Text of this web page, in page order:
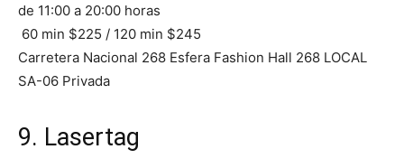
de 11:00 a 20:00 horas
60 min $225 / 120 min $245
Carretera Nacional 268 Esfera Fashion Hall 268 LOCAL
SA-06 Privada
9. Lasertag